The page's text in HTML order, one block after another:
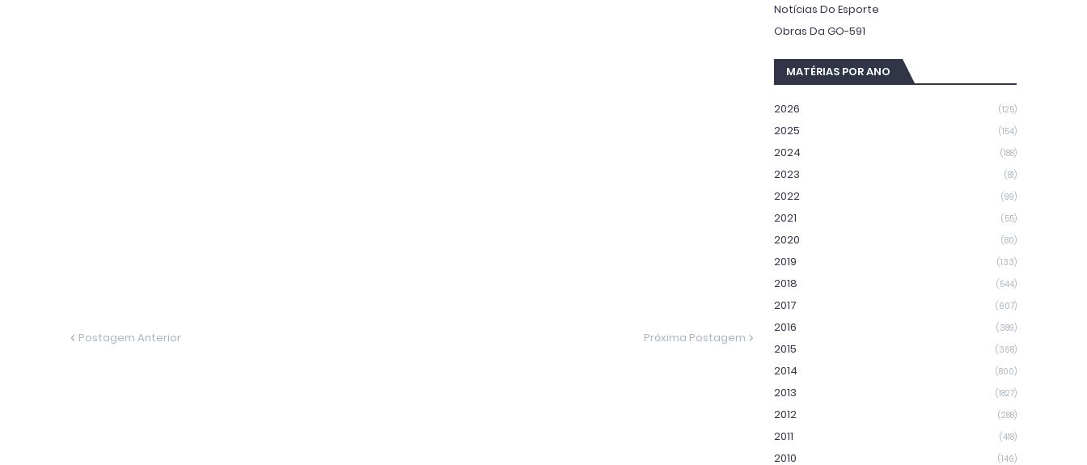
Postagem Anterior Próxima Postagem
Notícias Do Esporte
Obras Da GO-591
MATÉRIAS POR ANO
2026 (125)
2025 (154)
2024 (188)
2023 (81)
2022 (99)
2021 (55)
2020 (80)
2019 (133)
2018 (544)
2017 (607)
2016 (389)
2015 (368)
2014 (800)
2013 (1827)
2012 (288)
2011 (418)
2010 (146)